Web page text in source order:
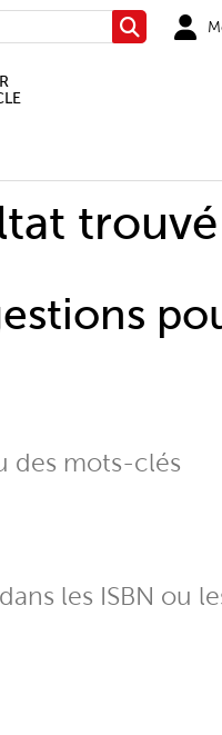
Rechercher
des mots-clés
les ISBN ou